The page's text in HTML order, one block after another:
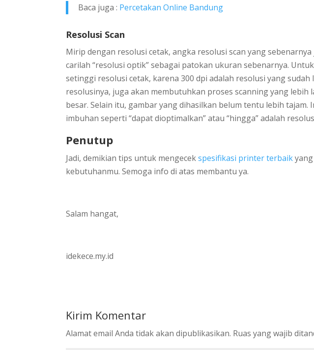
Baca juga : Percetakan Online Bandung
Resolusi Scan
Mirip dengan resolusi cetak, angka resolusi scan yang
carilah “resolusi optik” sebagai patokan ukuran sebenarnya.
setinggi resolusi cetak, karena 300 dpi adalah resolusi yang
resolusinya, juga akan membutuhkan proses scanning yang lebih
besar. Selain itu, gambar yang dihasilkan belum tentu lebih tajam.
imbuhan seperti “dapat dioptimalkan” atau “hingga” adalah
Penutup
Jadi, demikian tips untuk mengecekspesifikasi printer terbaik
kebutuhanmu. Semoga info di atas membantu ya.
Salam hangat,
idekece.my.id
Kirim Komentar
Alamat email Anda tidak akan dipublikasikan. Ruas yang wajib